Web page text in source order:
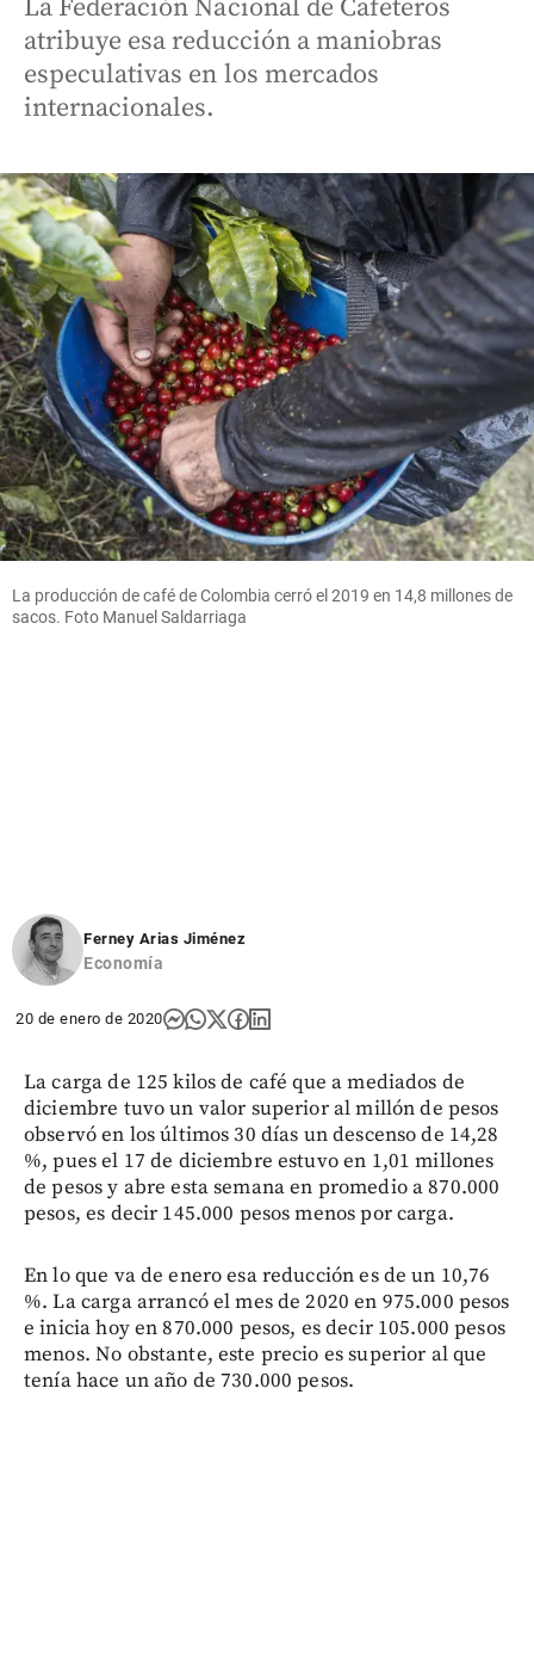
La Federación Nacional de Cafeteros
atribuye esa reducción a maniobras
especulativas en los mercados
internacionales.
La producción de café de Colombia cerró el 2019 en 14,8 millones de
sacos. Foto Manuel Saldarriaga
Ferney Arias Jiménez
Economía
20 de enero de 2020
La carga de 125 kilos de café que a mediados de
diciembre tuvo un valor superior al millón de pesos
observó en los últimos 30 días un descenso de 14,28
%, pues el 17 de diciembre estuvo en 1,01 millones
de pesos y abre esta semana en promedio a 870.000
pesos, es decir 145.000 pesos menos por carga.
En lo que va de enero esa reducción es de un 10,76
%. La carga arrancó el mes de 2020 en 975.000 pesos
e inicia hoy en 870.000 pesos, es decir 105.000 pesos
menos. No obstante, este precio es superior al que
tenía hace un año de 730.000 pesos.